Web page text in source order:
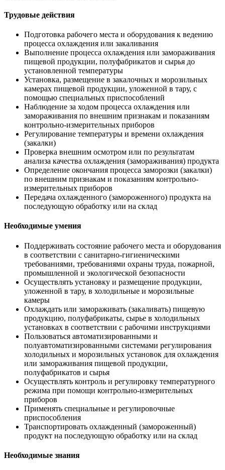
Трудовые действия
Подготовка рабочего места и оборудования к ведению
процесса охлаждения или закаливания
Выполнение процесса охлаждения или замораживания
пищевой продукции, полуфабрикатов и сырья до
установленной температуры
Установка, размещение в закалочных и морозильных
камерах пищевой продукции, уложенной в тару, с
помощью специальных приспособлений
Наблюдение за ходом процесса охлаждения или
замораживания по внешним признакам и показаниям
контрольно-измерительных приборов
Регулирование температуры и времени охлаждения
(закалки)
Проверка внешним осмотром или по результатам
анализа качества охлаждения (замораживания) продукта
Определение окончания процесса заморозки (закалки)
по внешним признакам и показаниям контрольно-
измерительных приборов
Передача охлажденного (замороженного) продукта на
последующую обработку или на склад
Необходимые умения
Поддерживать состояние рабочего места и оборудования
в соответствии с санитарно-гигиеническими
требованиями, требованиями охраны труда, пожарной,
промышленной и экологической безопасности
Осуществлять установку и размещение продукции,
уложенной в тару, в холодильные и морозильные
камеры
Охлаждать или замораживать (закаливать) пищевую
продукцию, полуфабрикаты, сырье в холодильных
установках в соответствии с рабочими инструкциями
Пользоваться автоматизированными и
полуавтоматизированными системами регулирования
холодильных и морозильных установок для охлаждения
или замораживания пищевой продукции,
полуфабрикатов и сырья
Осуществлять контроль и регулировку температурного
режима при помощи контрольно-измерительных
приборов
Применять специальные и регулировочные
приспособления
Транспортировать охлажденный (замороженный)
продукт на последующую обработку или на склад
Необходимые знания